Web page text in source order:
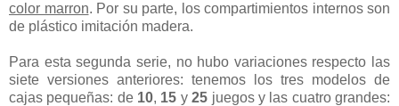
color marron. Por su parte, los compartimientos internos son
de plástico imitación madera.
Para esta segunda serie, no hubo variaciones respecto las
siete versiones anteriores: tenemos los tres modelos de
cajas pequeñas: de 10, 15 y25 juegos y las cuatro grandes: